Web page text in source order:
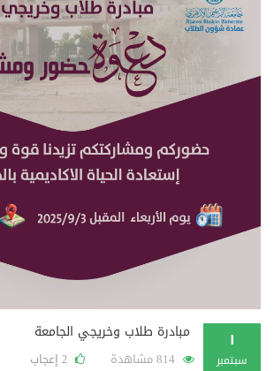
١
سبتمبر
مبادرة طلاب وخريجي الجامعة
2 إعجاب